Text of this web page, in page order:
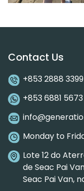
Contact Us
+853 2888 3399
+853 6881 5673
Monday to
Lote 12 do
de Seac Pai
Seac Pai Van,